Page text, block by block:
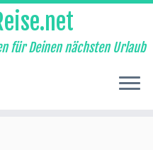
für Deinen nächsten Urlaub